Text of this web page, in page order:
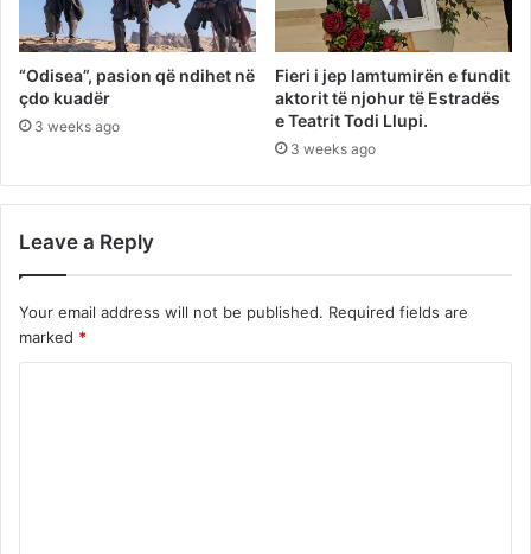
“Odisea”, pasion që ndihet në
çdo kuadër
3 weeks ago
Fieri i jep lamtumirën e fundit
aktorit të njohur të Estradës
e Teatrit Todi Llupi.
3 weeks ago
Leave a Reply
Your email address will not be published. Required fields are
marked *